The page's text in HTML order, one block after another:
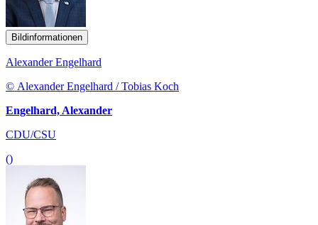
Bildinformationen
Alexander Engelhard
© Alexander Engelhard / Tobias Koch
Engelhard, Alexander
CDU/CSU
()